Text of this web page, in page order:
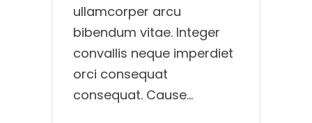
ullamcorper arcu
bibendum vitae. Integer
convallis neque imperdiet
orci consequat
consequat. Cause...